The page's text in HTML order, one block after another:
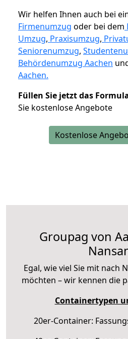
Wir helfen Ihnen auch bei
Firmenumzug oder bei dem
Umzug, Praxisumzug,
Seniorenumzug,
Behördenumzug Aachen
Aachen.
Füllen Sie jetzt das
Sie kostenlose Angebote
Kostenlose
Groupag von
Egal, wie viel Sie mit nach
möchten – wir kennen die
Containertypen
20er-Container: